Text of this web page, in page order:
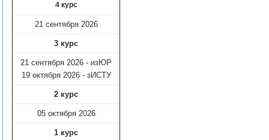
4 курс
21 сентября 2026
3 курс
21 сентября 2026 - изЮР
19 октября 2026 - зИСТУ
2 курс
05 октября 2026
1 курс